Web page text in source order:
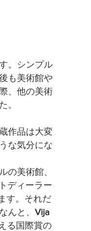
。シンプル
も美術館や
、他の美術
。
作品は大変
な気分にな
の美術館、
ディーラー
す。それだ
んと、 Vija
る国際賞の